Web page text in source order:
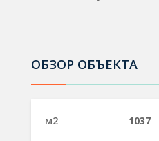
ОБЗОР ОБЪЕКТА
м2 1037